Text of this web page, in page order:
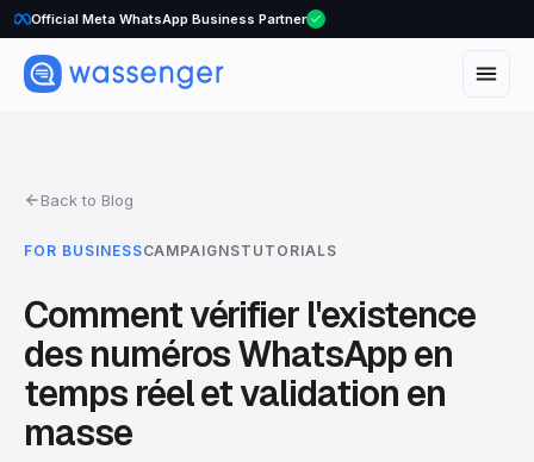
Official Meta WhatsApp Business Partner
Back to Blog
FOR BUSINESSCAMPAIGNSTUTORIALS
Comment vérifier l'existence
des numéros WhatsApp en
temps réel et validation en
masse